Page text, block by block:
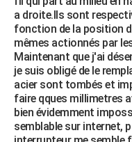
Alimentation
Guide de la santé
Maladies
Médicaments
Sommeil
VOYAGE
Destinations
City break
Voyage nature
Voyage de noces
Forum
Climat
+PHOTO
GUIDES D'ACHAT
BONS PLANS
CARTE DE VOEUX
a droite.Ils sont
fonction de la position
mêmes actionnés par
Maintenant que j'ai
je suis obligé de le
acier sont tombés et
faire qques millimetres
bien évidemment
semblable sur internet,